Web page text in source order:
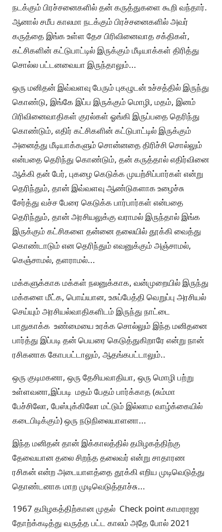
நடக்கும் பிரச்சனைகளில் தன் கருத்துகளை கூறி வந்தார்.
ஆனால் சமீப காலமா நடக்கும் பிரச்சனைகளில் அவர்
கருத்தை இங்க உள்ள தேச பிரிவினைவாத சக்திகள்,
கட்சிகளின் கட்டுபாட்டில் இருக்கும் மீடியாக்கள் திரித்து
சொல்ல பட்டனவையா இருந்தாலும்...
ஒரு மனிதன் இவ்வளவு பேரும் புகழுடன் உச்சத்தில் இருந்து
கொண்டு, இங்கே இப்ப இருக்கும் மொழி, மதம், இனம்
பிரிவினைவாதிகள் குரல்கள் ஓங்கி இருப்பதை தெரிந்து
கொண்டும், எதிர் கட்சிகளின் கட்டுபாட்டில் இருக்கும்
அனைத்து மீடியாக்களும் சொன்னதை திரிச்சி சொல்லும்
என்பதை தெரிந்து கொண்டும், தன் கருத்தால் எதிர்வினை
ஆக்கி தன் பேர், புகழை கெடுக்க முயற்சிப்பார்கள் என்று
தெரிந்தும், தான் இவ்வளவு ஆண்டுகளாக உழைச்சு
சேர்த்து வச்ச பேரை கெடுக்க பார்பார்கள் என்பதை
தெரிந்தும், தான் அரசியலுக்கு வராமல் இருந்தால் இங்க
இருக்கும் கட்சிகளை தன்னை தலையில் தூக்கி வைத்து
கொண்டாடும் என தெரிந்தும் எவனுக்கும் அஞ்சாமல்,
கெஞ்சாமல், தளராமல்...
மக்களுக்காக மக்கள் நலனுக்காக, வன்முறையில் இருந்து
மக்களை மீட்க, பொய்யான, உசுப்பேத்தி வெறுப்பு அரசியல்
செய்யும் அரசியல்வாதிகளிடம் இருந்து நாட்டை
பாதுகாக்க உண்மையை உரக்க சொல்லும் இந்த மனிதனை
பார்த்து இப்படி தன் பெயரை கெடுத்துகிறாரே என்று நான்
ரசிகனாக கோபபட்டாலும், ஆதங்கபட்டாலும்..
ஒரு குடிமகனா, ஒரு தேசியவாதியா, ஒரு மொழி பற்று
உள்ளவனா,இப்படி மதம் பேதம் பார்க்காத (சும்மா
பேச்சிலோ, பேஸ்புக்கிலோ மட்டும் இல்லாம வாழ்க்கையில்
கடைபிடிக்கும்) ஒரு நடுநிலையாளனா...
இந்த மனிதன் தான் இக்காலத்தில் தமிழகத்திற்கு
தேவையான தலை சிறந்த தலைவர் என்று சாதாரண
ரசிகன் என்ற அடையாளத்தை தூக்கி எறிய முடிவெடுத்து
தொண்டனாக மாற முடிவெடுத்தாச்சு...
1967 தமிழகத்திற்கான முதல் Check point காமராஜர
தோற்க்கடித்து வருத்த பட்ட காலம் அதே போல் 2021